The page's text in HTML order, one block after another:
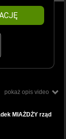
pokaż opis video
MIAŻDŻY rząd